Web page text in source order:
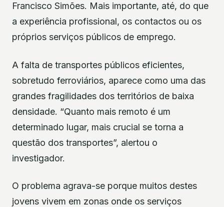
Francisco Simões. Mais importante, até, do que
a experiência profissional, os contactos ou os
próprios serviços públicos de emprego.
A falta de transportes públicos eficientes,
sobretudo ferroviários, aparece como uma das
grandes fragilidades dos territórios de baixa
densidade. “Quanto mais remoto é um
determinado lugar, mais crucial se torna a
questão dos transportes”, alertou o
investigador.
O problema agrava-se porque muitos destes
jovens vivem em zonas onde os serviços